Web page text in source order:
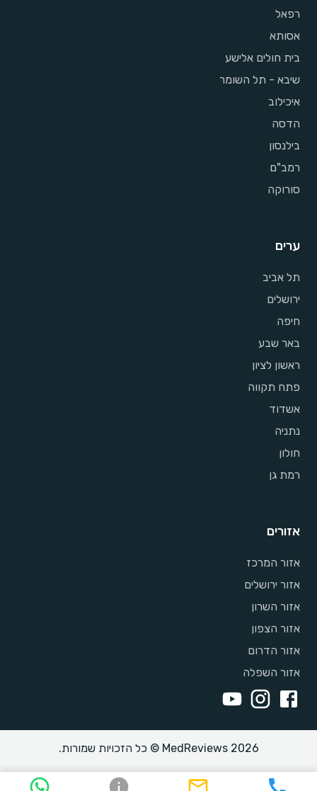
רפאל
אסותא
בית חולים אלישע
שיבא - תל השומר
איכילוב
הדסה
בילנסון
רמב"ם
סורוקה
ערים
תל אביב
ירושלים
חיפה
באר שבע
ראשון לציון
פתח תקווה
אשדוד
נתניה
חולון
רמת גן
אזורים
אזור המרכז
אזור ירושלים
אזור השרון
אזור הצפון
אזור הדרום
אזור השפלה
MedReviews 2026 © כל הזכויות שמורות.